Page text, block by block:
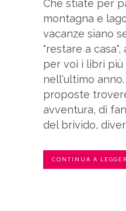
Che stiate per
montagna e
vacanze siano
"restare a
per voi i libri
nell'ultimo
proposte
avventura, di
del brivido,
CONTINUA A